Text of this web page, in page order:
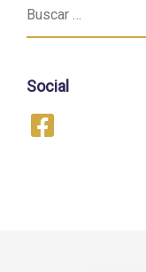
Social